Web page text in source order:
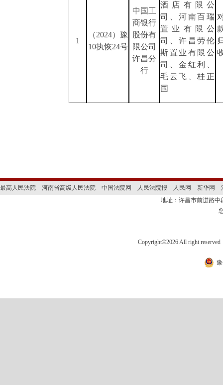
1
（2024）豫
10执恢24号
中国工
商银行
股份有
限公司
许昌分
行
酒店有限公
司、河南百瑞
置业有限公
司、许昌劳伦
斯置业有限公
司、金红利、
毛云飞、桂正
国
最高人民法院 河南省高级人民法院 中国法院网 人民法院报 人民网 新华网
地址：许昌市前进路
Copyright©2026 All right